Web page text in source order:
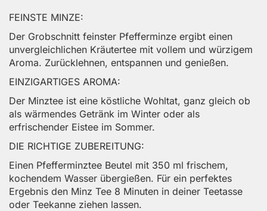
FEINSTE MINZE:
Der Grobschnitt feinster Pfefferminze ergibt einen
unvergleichlichen Kräutertee mit vollem und würzigem
Aroma. Zurücklehnen, entspannen und genießen.
EINZIGARTIGES AROMA:
Der Minztee ist eine köstliche Wohltat, ganz gleich ob
als wärmendes Getränk im Winter oder als
erfrischender Eistee im Sommer.
DIE RICHTIGE ZUBEREITUNG:
Einen Pfefferminztee Beutel mit 350 ml frischem,
kochendem Wasser übergießen. Für ein perfektes
Ergebnis den Minz Tee 8 Minuten in deiner Teetasse
oder Teekanne ziehen lassen.